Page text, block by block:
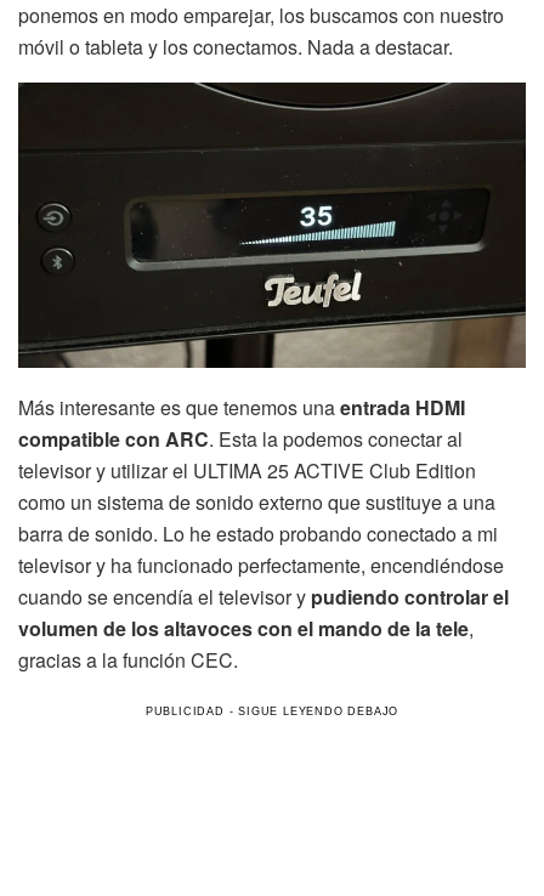
ponemos en modo emparejar, los buscamos con nuestro
móvil o tableta y los conectamos. Nada a destacar.
Más interesante es que tenemos unaentrada HDMI
compatible con ARC. Esta la podemos conectar al
televisor y utilizar el ULTIMA 25 ACTIVE Club Edition
como un sistema de sonido externo que sustituye a una
barra de sonido. Lo he estado probando conectado a mi
televisor y ha funcionado perfectamente, encendiéndose
cuando se encendía el televisor y pudiendo controlar el
volumen de los altavoces con el mando de la tele,
gracias a la función CEC.